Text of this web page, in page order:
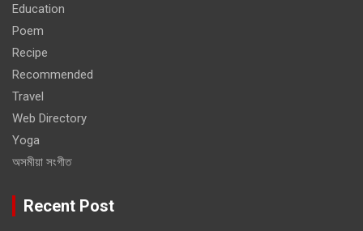
Education
Poem
Recipe
Recommended
Travel
Web Directory
Yoga
অসমীয়া সংগীত
Recent Post